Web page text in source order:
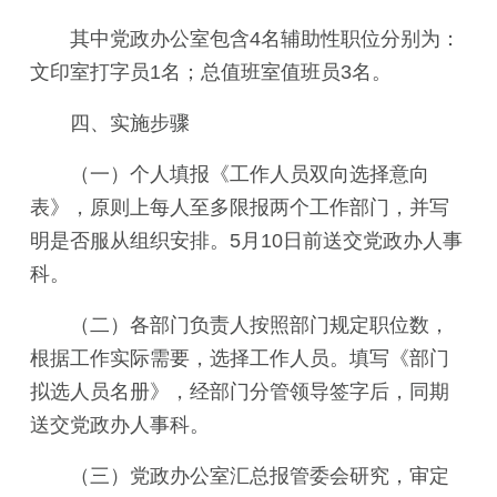
其中党政办公室包含4名辅助性职位分别为：
文印室打字员1名；总值班室值班员3名。
四、实施步骤
（一）个人填报《工作人员双向选择意向
表》，原则上每人至多限报两个工作部门，并写
明是否服从组织安排。5月10日前送交党政办人事
科。
（二）各部门负责人按照部门规定职位数，
根据工作实际需要，选择工作人员。填写《部门
拟选人员名册》，经部门分管领导签字后，同期
送交党政办人事科。
（三）党政办公室汇总报管委会研究，审定